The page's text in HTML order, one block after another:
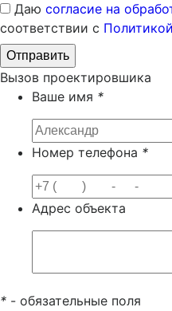
Даю согласие на
соответствии с
Вызов проектировшика
Ваше имя *
Номер телефона *
Адрес объекта
* - обязательные поля